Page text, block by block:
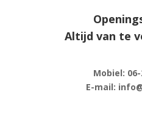
Altijd van te
Mobiel: 06-
E-mail: